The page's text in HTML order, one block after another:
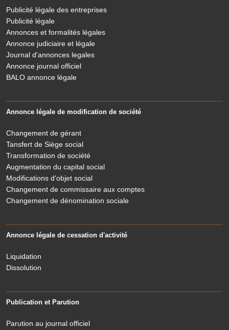
Publicité légale des entreprises
Publicité légale
Annonces et formalités légales
Annonce judiciaire et légale
Journal d'annonces legales
Annonce journal officiel
BALO annonce légale
Annonce légale de modification de société
Changement de gérant
Tansfert de Siège social
Transformation de société
Augmentation du capital social
Modifications d'objet social
Changement de commissaire aux comptes
Changement de dénomination sociale
Annonce légale de cessation d'activité
Liquidation
Dissolution
Publication et Parution
Parution au journal officiel